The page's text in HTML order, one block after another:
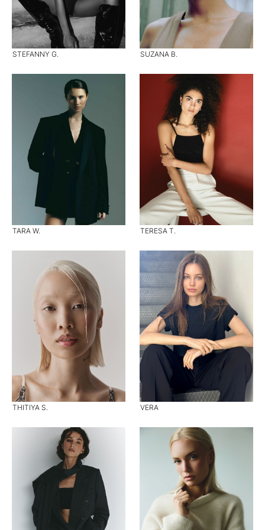
STEFANNY G. SUZANA B.
TARA W. TERESA T.
THITIYA S. VERA